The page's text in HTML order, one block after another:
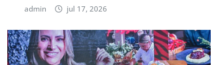
admin jul 17, 2026